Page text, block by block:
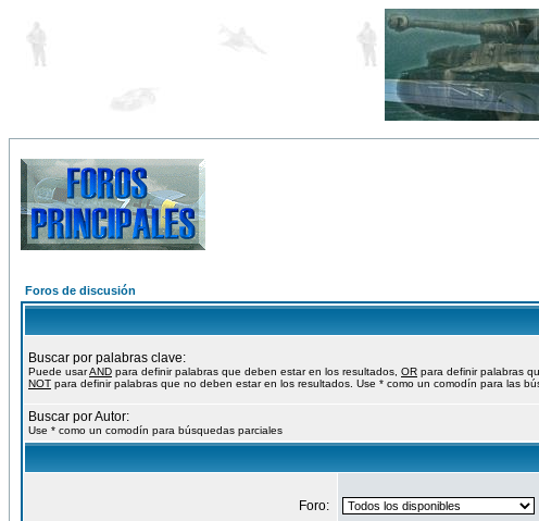
Foros de discusión
Buscar por palabras clave:
Puede usarAND para definir palabras que deben estar en los resultados, OR para definir palabras
NOT para definir palabras que no deben estar en los resultados. Use * como un comodín para las
Buscar por Autor:
Use * como un comodín para búsquedas parciales
Foro: